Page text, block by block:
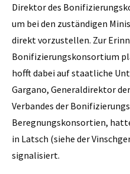
Direktor des
um bei den zuständigen
direkt vorzustellen. Zur
Bonifizierungskonsortium
hofft dabei auf staatliche
Gargano, Generaldirektor
Verbandes der
Beregnungskonsortien,
in Latsch (siehe der
signalisiert.